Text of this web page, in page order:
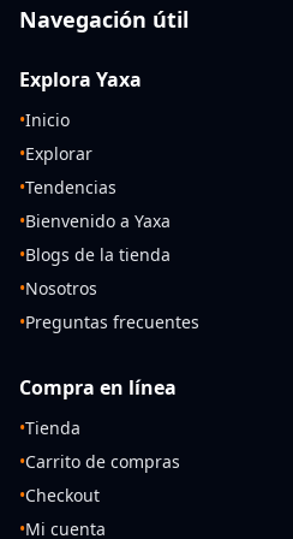
Navegación útil
Explora Yaxa
•Inicio
•Explorar
•Tendencias
•Bienvenido a Yaxa
•Blogs de la tienda
•Nosotros
•Preguntas frecuentes
Compra en línea
•Tienda
•Carrito de compras
•Checkout
•Mi cuenta